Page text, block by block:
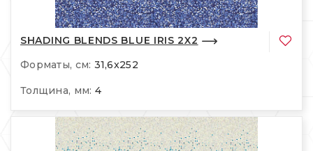
SHADING BLENDS BLUE IRIS 2X2
Форматы, см: 31,6x252
Толщина, мм: 4